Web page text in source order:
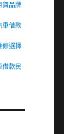
賃品牌
車借款
修選擇
借款民